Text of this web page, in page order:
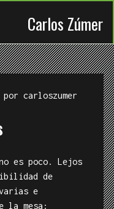
Carlos Zúmer
por carloszumer
es poco. Lejos
de
e
la mesa: